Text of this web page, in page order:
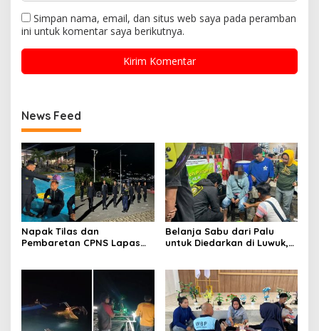
Simpan nama, email, dan situs web saya pada peramban
ini untuk komentar saya berikutnya.
News Feed
Napak Tilas dan
Pembaretan CPNS Lapas
Belanja Sabu dari Palu
untuk Diedarkan di Luwuk,